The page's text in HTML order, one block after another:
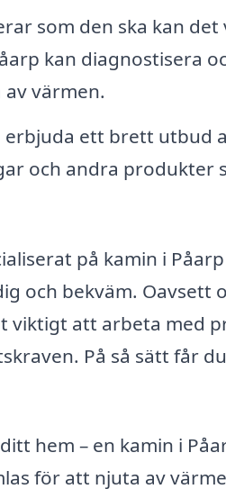
som den ska kan
kan diagnostisera
värmen.
erbjuda ett brett utbud
och andra produkter
på kamin i
och bekväm. Oavsett
viktigt att arbeta med
På så sätt får
hem – en kamin i
för att njuta av